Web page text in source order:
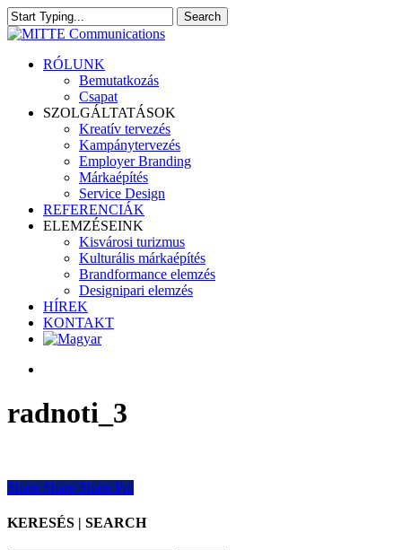
Skip
to
content
Search
Close
search
Menu
RÓLUNK
Bemutatkozás
Csapat
SZOLGÁLTATÁSOK
Kreatív tervezés
Kampánytervezés
Employer Branding
Márkaépítés
Service Design
REFERENCIÁK
ELEMZÉSEINK
Kisvárosi turizmus
Kulturális márkaépítés
Brandformance elemzés
Designipari elemzés
HÍREK
KONTAKT
radnoti_3
Share
Share Share Share Pin
KERESÉS | SEARCH